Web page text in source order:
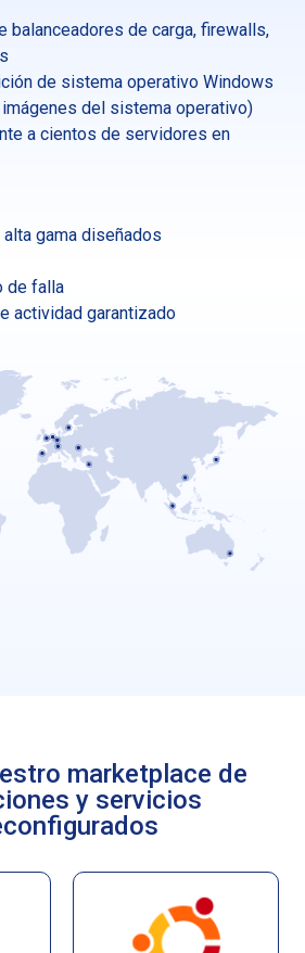
balanceadores de carga, firewalls,
de sistema operativo Windows
del sistema operativo)
a cientos de servidores en
gama diseñados
de falla
actividad garantizado
marketplace de
y servicios